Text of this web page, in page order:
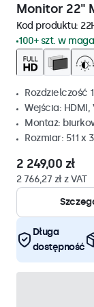
Monitor 22"
Kod produktu:
100+ szt. w
Rozdzielczość
Wejścia: HDMI,
Montaż:
Rozmiar: 511 x
2 249,00 zł
2 766,27 zł z VAT
Długa
dostępność